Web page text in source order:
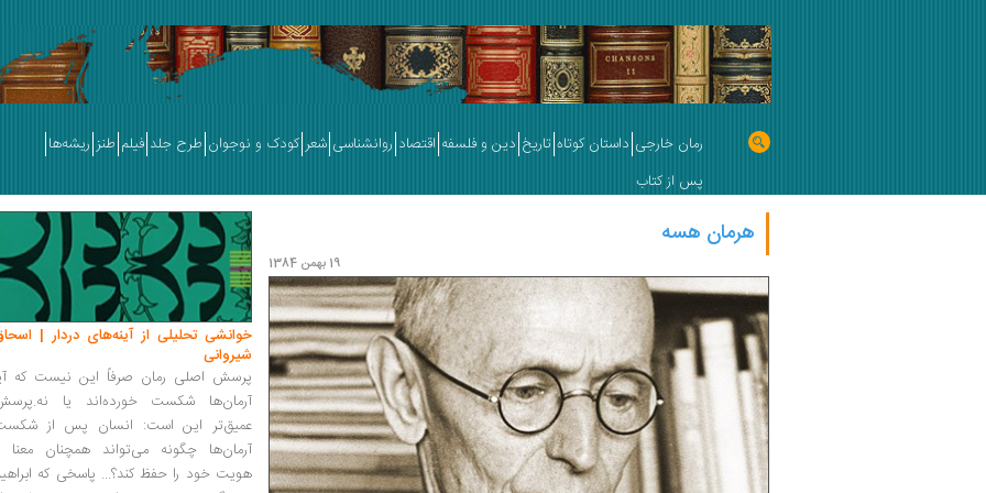
رمان خارجی داستان کوتاه تاریخ دین و فلسفه اقتصاد روانشناسی شعر کودک و نوجوان طرح جلد فیلم طنز ریشه‌ها
پس از کتاب
هرمان هسه
19 بهمن 1384
خوانشی تحلیلی از آینه‌های دردار |
شیروانی
پرسش اصلی رمان صرفاً این نیست که
آرمان‌ها شکست خورده‌اند یا
عمیق‌تر این است: انسان پس از
آرمان‌ها چگونه می‌تواند همچنان معنا
هویت خود را حفظ کند؟... پاسخی که